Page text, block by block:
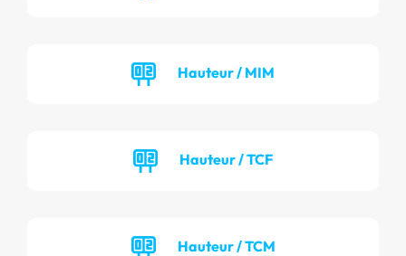
Hauteur / MIM
Hauteur / TCF
Hauteur / TCM